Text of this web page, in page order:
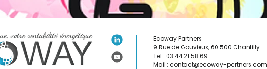
Ecoway Partners
9 Rue de Gouvieux,60 500 Chantilly
Tel : 03 44 21 58 69
Mail : contact@ecoway-partners.com